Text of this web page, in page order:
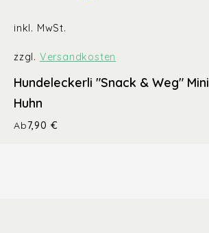
inkl. MwSt.
zzgl. Versandkosten
Hundeleckerli "Snack & Weg" Mini
Huhn
Ab7,90 €